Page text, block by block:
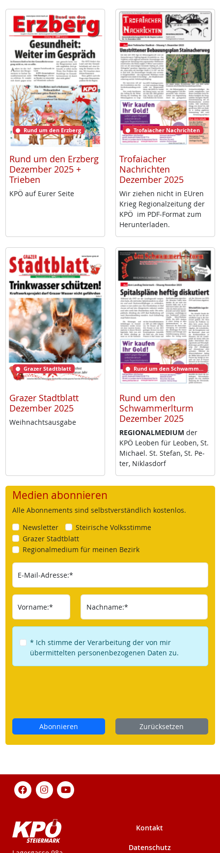
Rund um den Erzberg
Rund um den Erzberg
Dezember 2025 +
Trieben
KPÖ auf Eu­rer Sei­te
Trofaiacher Nachrichten
Trofaiacher
Nachrichten
Dezember 2025
Wir zie­hen nicht in EU­ren
Krieg Re­gio­nal­zei­tung der
KPÖ im PDF-For­mat zum
Her­un­ter­la­den.
Grazer Stadtblatt
Grazer Stadtblatt
Dezember 2025
Weih­nachts­aus­ga­be
Rund um den Schwammerlturm
Rund um den
Schwammerlturm
Dezember 2025
RE­GIO­NAL­ME­DI­UM der
KPÖ Leo­ben für Leo­ben, St.
Mi­cha­el. St. Ste­fan, St. Pe­
ter, Niklas­dorf
Medien abonnieren
Alle Abonnements sind selbstverständlich kostenlos.
Newsletter
Steirische Volksstimme
Grazer Stadtblatt
Regionalmedium für meinen Bezirk
E-Mail-Adresse:*
Vorname:* Nachname:*
* Ich stimme der Verarbeitung der von mir
übermittelten personenbezogenen Daten zu.
Abonnieren Zurücksetzen
Kontakt
Datenschutz